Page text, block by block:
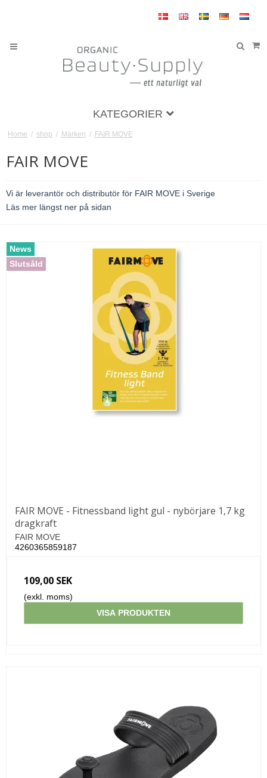
KATEGORIER
Home / shop / Märken / FAIR MOVE
FAIR MOVE
Vi är leverantör och distributör för FAIR MOVE i Sverige
Läs mer längst ner på sidan
News
Slutsåld
FAIR MOVE - Fitnessband light gul - nybörjare 1,7 kg
dragkraft
FAIR MOVE
4260365859187
109,00 SEK
(exkl. moms)
VISA PRODUKTEN